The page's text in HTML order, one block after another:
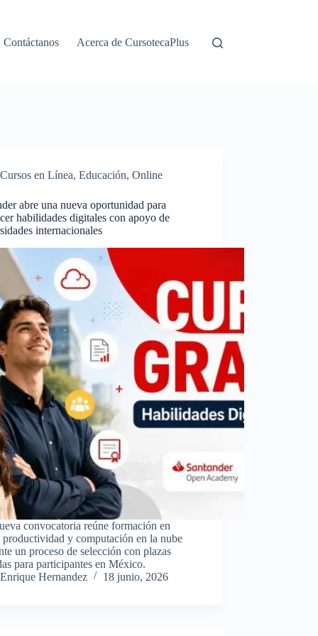
Contáctanos Acerca de CursotecaPlus
Cursos en Línea,Educación,Online
abre una nueva oportunidad para
habilidades digitales con apoyo de
internacionales
convocatoria reúne formación en
productividad y computación en la nube
un proceso de selección con plazas
para participantes en México.
Enrique Hernandez
18 junio, 2026